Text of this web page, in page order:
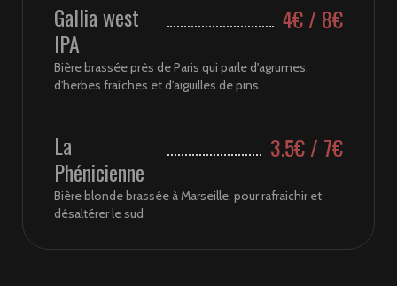
Gallia west
IPA
4€ / 8€
Bière brassée près de Paris qui parle d'agrumes,
d'herbes fraîches et d'aiguilles de pins
La
Phénicienne
3.5€ / 7€
Bière blonde brassée à Marseille, pour rafraichir et
désaltérer le sud